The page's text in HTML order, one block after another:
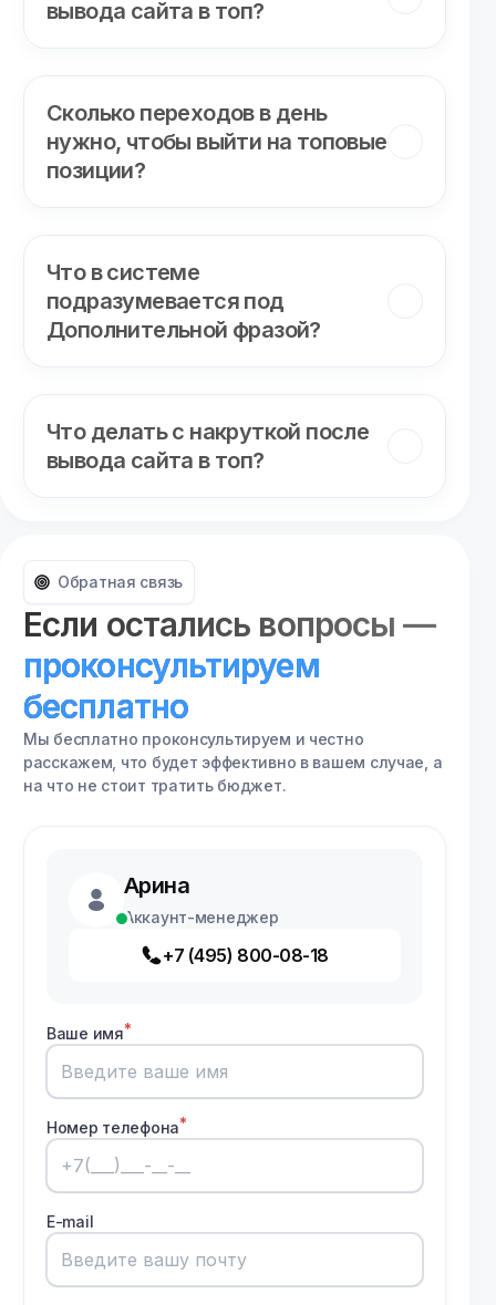
вывода сайта в топ?
Сколько переходов в день
нужно, чтобы выйти на топовые
позиции?
Что в системе
подразумевается под
Дополнительной фразой?
Что делать с накруткой после
вывода сайта в топ?
Обратная связь
Если остались вопросы —
проконсультируем
бесплатно
Мы бесплатно проконсультируем и честно
расскажем, что будет эффективно в вашем случае, а
на что не стоит тратить бюджет.
Арина
Аккаунт-менеджер
+7 (495) 800-08-18
Ваше имя
Номер телефона
E-mail